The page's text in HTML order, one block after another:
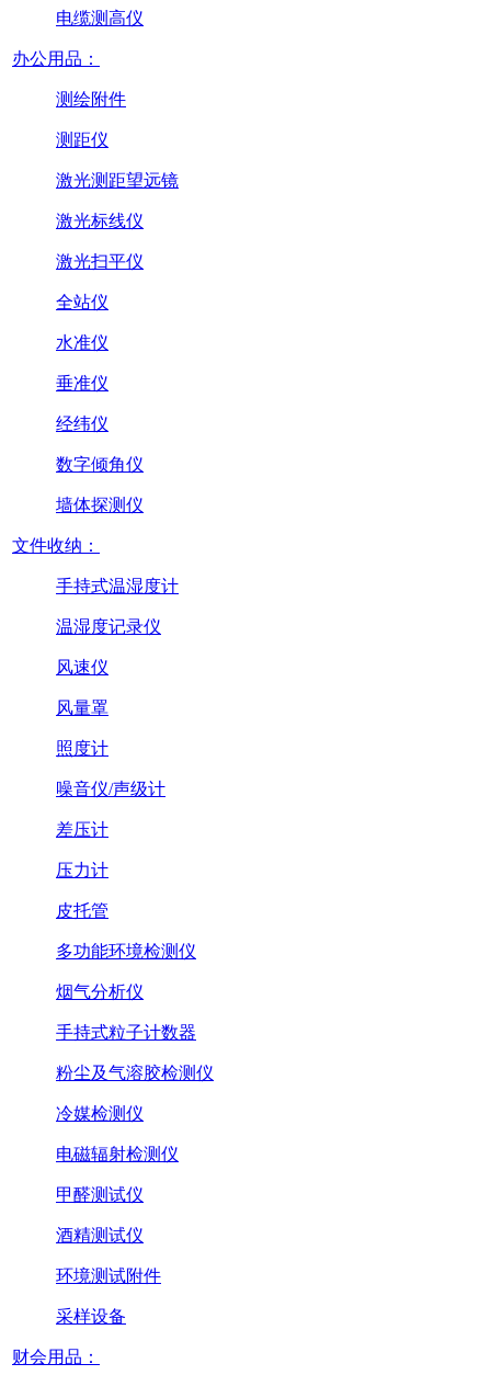
电缆测高仪
办公用品：
测绘附件
测距仪
激光测距望远镜
激光标线仪
激光扫平仪
全站仪
水准仪
垂准仪
经纬仪
数字倾角仪
墙体探测仪
文件收纳：
手持式温湿度计
温湿度记录仪
风速仪
风量罩
照度计
噪音仪/声级计
差压计
压力计
皮托管
多功能环境检测仪
烟气分析仪
手持式粒子计数器
粉尘及气溶胶检测仪
冷媒检测仪
电磁辐射检测仪
甲醛测试仪
酒精测试仪
环境测试附件
采样设备
财会用品：